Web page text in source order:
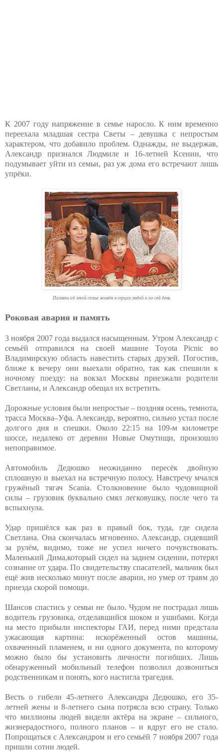
К 2007 году напряжение в семье наросло. К ним временно
переехала младшая сестра Светы – девушка с непростым
характером, что добавило проблем. Однажды, не выдержав,
Александр признался Людмиле и 16-летней Ксении, что
подумывает уйти из семьи, раз уж дома его встречают лишь
упрёки.
Память об этой семье живёт в серцах людей и по сей день
Роковая авария и память
3 ноября 2007 года выдался насыщенным. Утром Александр с
семьёй отправился на своей машине Toyota Picnic во
Владимирскую область навестить старых друзей. Погостив,
ближе к вечеру они выехали обратно, так как спешили к
ночному поезду: на вокзал Москвы приезжали родители
Светланы, и Александр обещал их встретить.
Дорожные условия были непростые – поздняя осень, темнота,
трасса Москва–Уфа. Александр, вероятно, сильно устал после
долгого дня и спешки. Около 22:15 на 109-м километре
шоссе, недалеко от деревни Новые Омутищи, произошло
непоправимое.
Автомобиль Дедюшко неожиданно пересёк двойную
сплошную и выехал на встречную полосу. Навстречу мчался
гружёный тягач Scania. Столкновение было чудовищной
силы – грузовик буквально смял легковушку, после чего та
вспыхнула.
Удар пришёлся как раз в правый бок, туда, где сидела
Светлана. Она скончалась мгновенно. Александр, сидевший
за рулём, видимо, тоже не успел ничего почувствовать.
Маленький Дима,который сидел на заднем сидении, потерял
сознание от удара. По свидетельству спасателей, мальчик был
ещё жив несколько минут после аварии, но умер от травм до
приезда скорой помощи.
Шансов спастись у семьи не было. Чудом не пострадал лишь
водитель грузовика, отделавшийся шоком и ушибами. Когда
на место прибыли инспекторы ГАИ, перед ними предстала
ужасающая картина: искорёженный остов машины,
охваченный пламенем, и ни одного документа, по которому
можно было бы установить личности погибших. Лишь
обнаруженный мобильный телефон позволил дозвониться
родственникам и понять, кого настигла трагедия.
Весть о гибели 45-летнего Александра Дедюшко, его 35-
летней жены и 8-летнего сына потрясла всю страну. Только
что миллионы людей видели актёра на экране – сильного,
жизнерадостного, полного планов – и вдруг его не стало.
Попрощаться с Александром и его семьёй 7 ноября 2007 года
пришли сотни людей.